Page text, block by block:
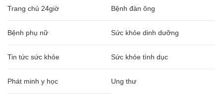
Trang chủ 24giờ Bệnh đàn ông
Bệnh phụ nữ Sức khỏe dinh dưỡng
Tin tức sức khỏe Sức khỏe tình dục
Phát minh y học Ung thư